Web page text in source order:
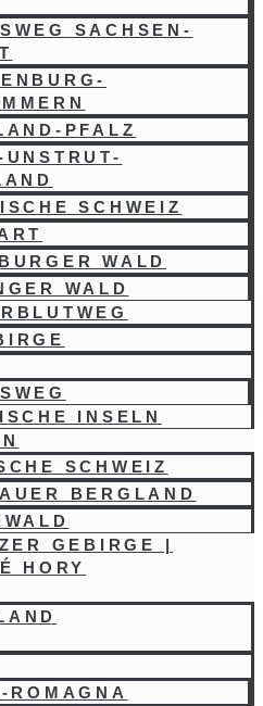
SACHSEN-
PFALZ
SCHWEIZ
WALD
WALD
INSELN
SCHWEIZ
BERGLAND
GEBIRGE |
HORY
ROMAGNA